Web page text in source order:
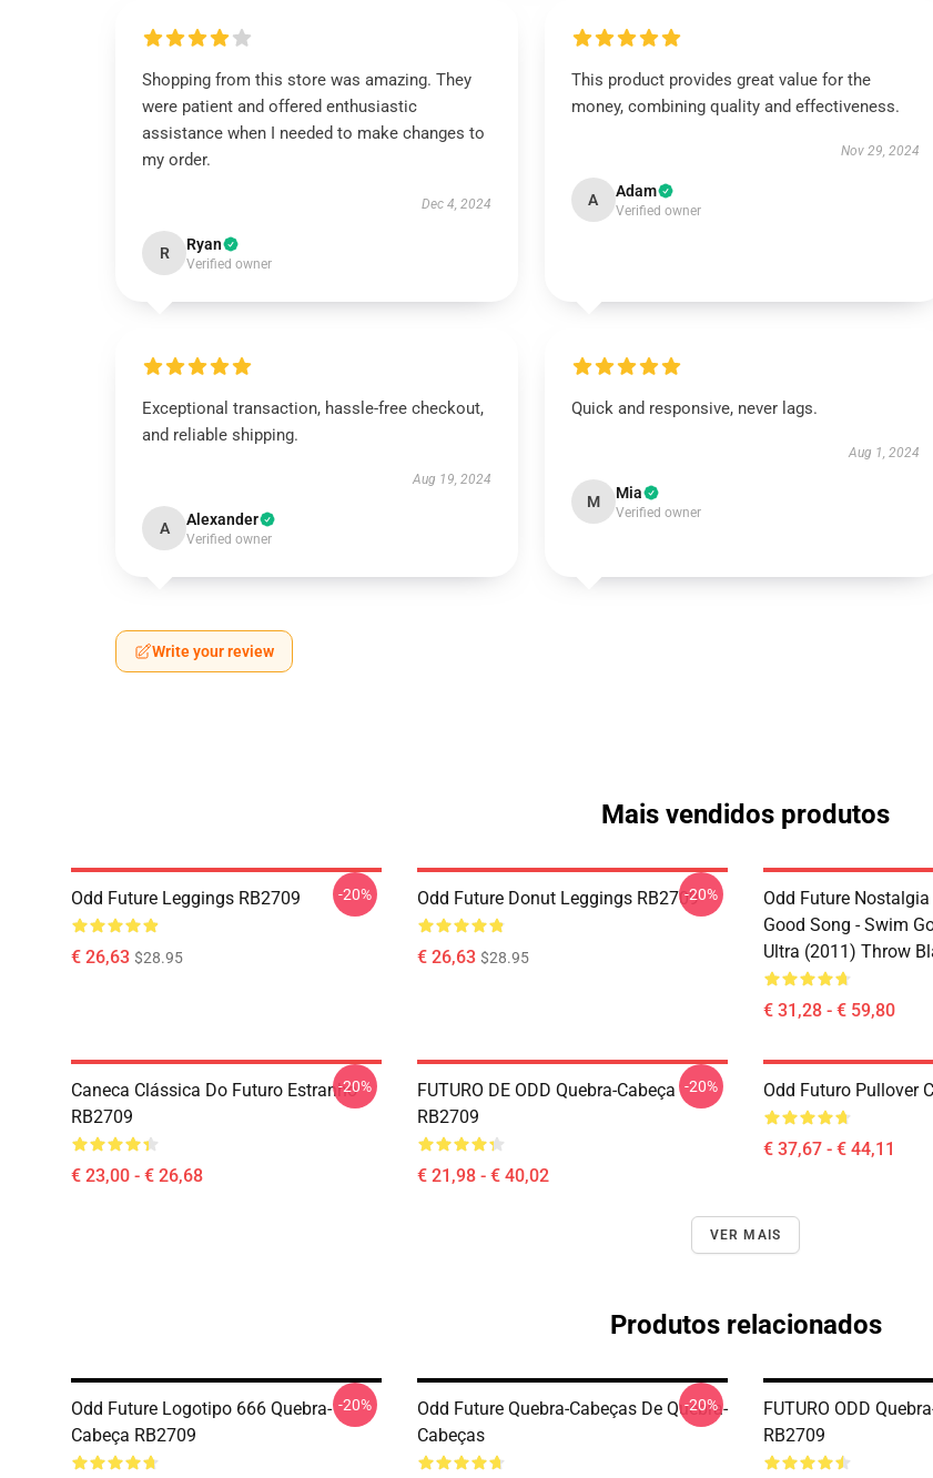
Shopping from this store was amazing. They
were patient and offered enthusiastic
assistance when I needed to make changes to
my order.
Dec 4, 2024
R Ryan
Verified owner
This product provides great value for the
money, combining quality and effectiveness.
Nov 29, 2024
A Adam
Verified owner
Exceptional transaction, hassle-free checkout,
and reliable shipping.
Aug 19, 2024
A Alexander
Verified owner
Quick and responsive, never lags.
Aug 1, 2024
M Mia
Verified owner
Write your review
Mais vendidos produtos
Odd Future Leggings RB2709
€ 26,63 $28.95
-20% Odd Future Donut Leggings RB2709
€ 26,63 $28.95
-20%
Odd Future
Good Song - Swim
Ultra (2011) Throw
€ 31,28 - € 59,80
Caneca Clássica Do Futuro Estranho
RB2709
€ 23,00 - € 26,68
-20%
FUTURO DE ODD Quebra-Cabeça
RB2709
€ 21,98 - € 40,02
-20% Odd Futuro Pullover
€ 37,67 - € 44,11
VER MAIS
Produtos relacionados
Odd Future Logotipo 666 Quebra-
Cabeça RB2709
-20%
Odd Future Quebra-Cabeças De Quebra-
Cabeças
-20%
FUTURO ODD
RB2709